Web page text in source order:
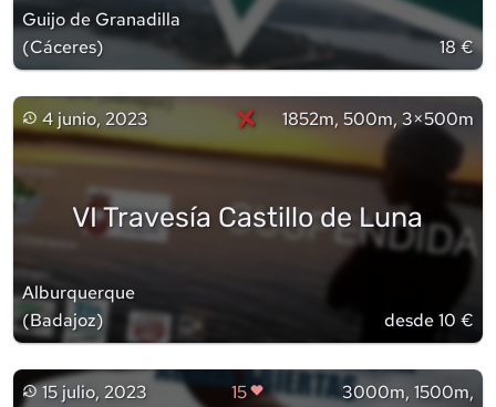
Guijo de Granadilla
(Cáceres) 18 €
4 junio, 2023 × 1852m, 500m, 3×500m
VI Travesía Castillo de Luna
Alburquerque
(Badajoz) desde 10 €
15 julio, 2023 15
3000m, 1500m,